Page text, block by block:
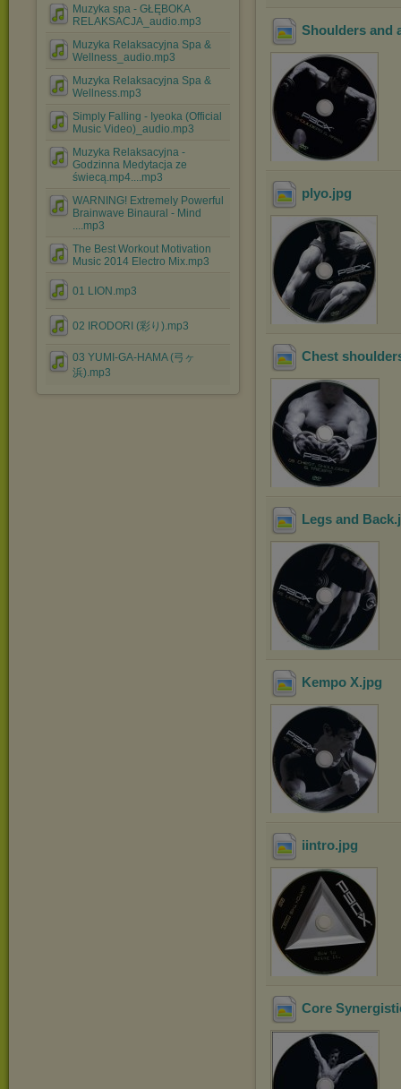
Muzyka spa - GŁĘBOKA
RELAKSACJA_audio.mp3
Muzyka Relaksacyjna Spa &
Wellness_audio.mp3
Muzyka Relaksacyjna Spa &
Wellness.mp3
Simply Falling - Iyeoka (Official
Music Video)_audio.mp3
Muzyka Relaksacyjna -
Godzinna Medytacja ze
świecą.mp4....mp3
WARNING! Extremely Powerful
Brainwave Binaural - Mind
....mp3
The Best Workout Motivation
Music 2014 Electro Mix.mp3
01 LION.mp3
02 IRODORI (彩り).mp3
03 YUMI-GA-HAMA (弓ヶ
浜).mp3
Shoulders and
plyo.jpg
Chest
Legs and Back
Kempo X.jpg
iintro.jpg
Core